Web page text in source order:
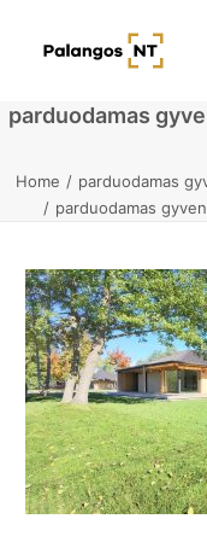
Pradžia
Butai
Namai /
Žemės sklypai
Kontaktai
parduodamas
Home
parduodamas
parduodamas